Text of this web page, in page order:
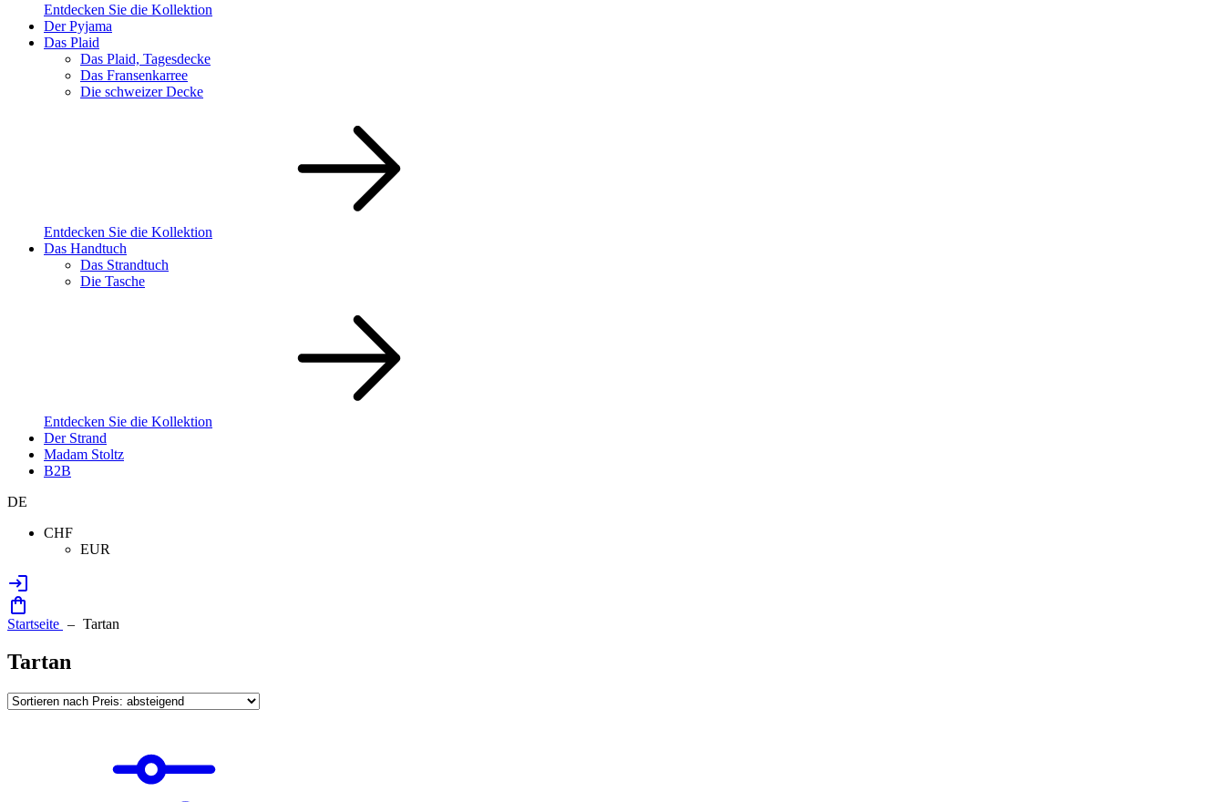
Entdecken Sie die Kollektion
Der Pyjama
Das Plaid
Das Plaid, Tagesdecke
Das Fransenkarree
Die schweizer Decke
Entdecken Sie die Kollektion
Das Handtuch
Das Strandtuch
Die Tasche
Entdecken Sie die Kollektion
Der Strand
Madam Stoltz
B2B
DE
CHF
EUR
Startseite Tartan
Tartan